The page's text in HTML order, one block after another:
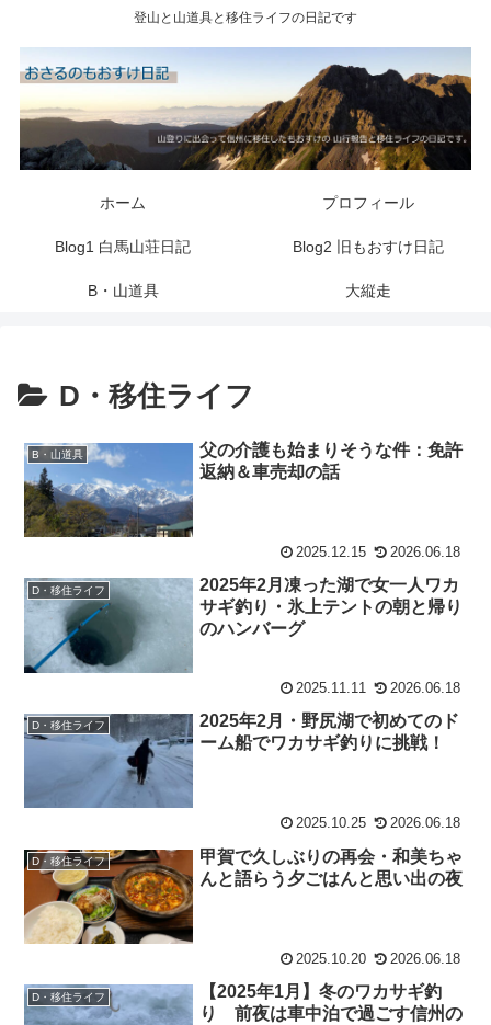
登山と山道具と移住ライフの日記です
ホーム プロフィール
Blog1 白馬山荘日記 Blog2 旧もおすけ日記
B・山道具 大縦走
D・移住ライフ
B・山道具
父の介護も始まりそうな件：免許
返納＆車売却の話
2025.12.15 2026.06.18
D・移住ライフ
2025年2月凍った湖で女一人ワカ
サギ釣り・氷上テントの朝と帰り
のハンバーグ
2025.11.11 2026.06.18
D・移住ライフ
2025年2月・野尻湖で初めてのド
ーム船でワカサギ釣りに挑戦！
2025.10.25 2026.06.18
D・移住ライフ
甲賀で久しぶりの再会・和美ちゃ
んと語らう夕ごはんと思い出の夜
2025.10.20 2026.06.18
D・移住ライフ
【2025年1月】冬のワカサギ釣
り 前夜は車中泊で過ごす信州の